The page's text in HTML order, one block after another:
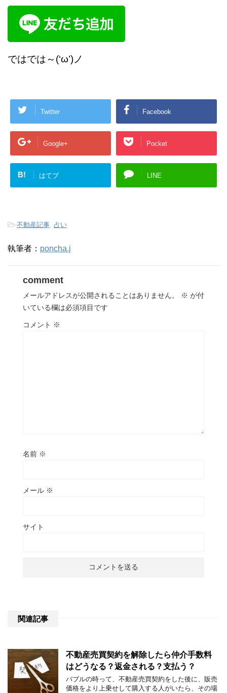
ではでは～(‘ω’)ノ
Twitter Facebook
Google+ Pocket
B! はてブ LINE
-不動産記事, 占い
執筆者： poncha.j
comment
メールアドレスが公開されることはありません。 ※ が付
いている欄は必須項目です
コメント ※
名前 ※
メール ※
サイト
関連記事
不動産売買契約を解除したら仲介手数料
はどうなる？返金される？支払う？
バブルの時って、不動産売買契約をした後に、販売
価格をより上乗せして購入する人がいたら、その場